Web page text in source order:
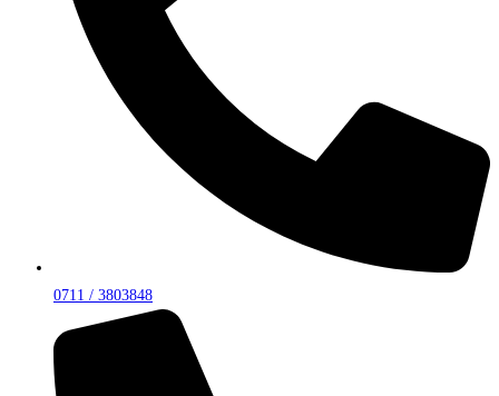
0711 / 3803848